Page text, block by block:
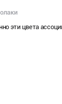
эти цвета